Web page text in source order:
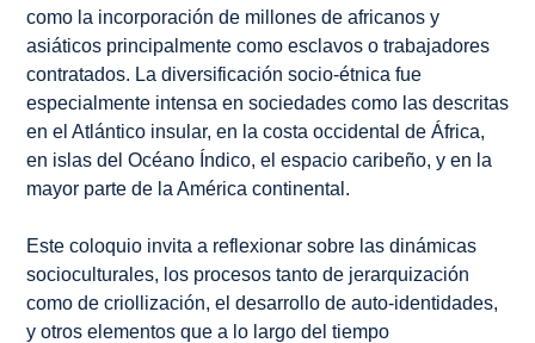
como la incorporación de millones de africanos y
asiáticos principalmente como esclavos o trabajadores
contratados. La diversificación socio-étnica fue
especialmente intensa en sociedades como las descritas
en el Atlántico insular, en la costa occidental de África,
en islas del Océano Índico, el espacio caribeño, y en la
mayor parte de la América continental.
Este coloquio invita a reflexionar sobre las dinámicas
socioculturales, los procesos tanto de jerarquización
como de criollización, el desarrollo de auto-identidades,
y otros elementos que a lo largo del tiempo